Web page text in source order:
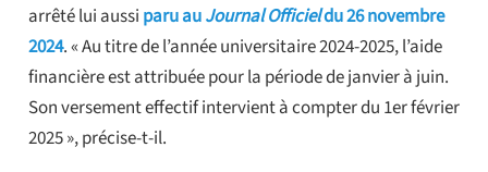
arrêté lui aussi paru auJournal Officieldu 26 novembre
2024. « Au titre de l’année universitaire 2024-2025, l’aide
financière est attribuée pour la période de janvier à juin.
Son versement effectif intervient à compter du 1er février
2025 », précise-t-il.